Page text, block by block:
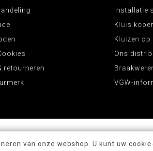
retourneren
Installatie
Kluis
Kluizen
Ons
VGW-
van onze webshop. U kunt uw